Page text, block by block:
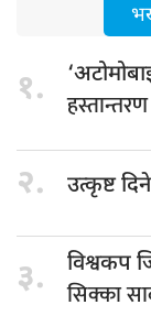
१.
हस्तान्तरण
२. उत्कृष्ट
३. विश्वकप
सिक्का